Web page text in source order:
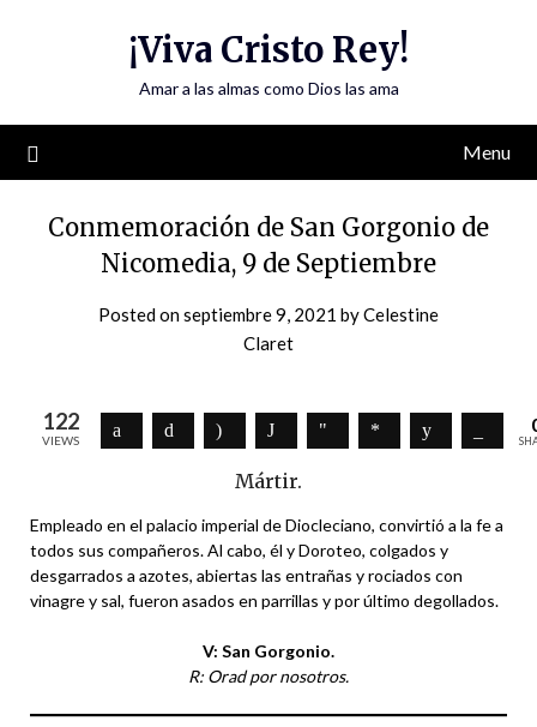
¡Viva Cristo Rey!
Amar a las almas como Dios las ama
Menu
Conmemoración de San Gorgonio de
Nicomedia, 9 de Septiembre
Posted onseptiembre 9, 2021 byCelestine
Claret
122
VIEWS
Mártir.
Empleado en el palacio imperial de Diocleciano, convirtió a la fe a
todos sus compañeros. Al cabo, él y Doroteo, colgados y
desgarrados a azotes, abiertas las entrañas y rociados con
vinagre y sal, fueron asados en parrillas y por último degollados.
V: San Gorgonio.
R: Orad por nosotros.